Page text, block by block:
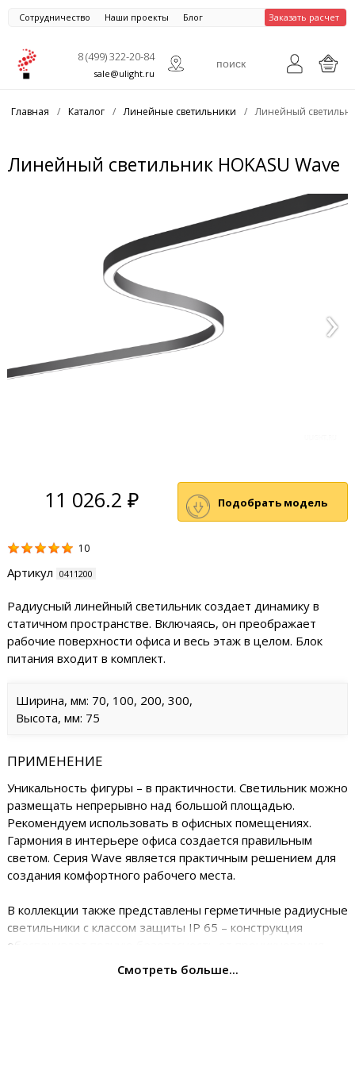
Сотрудничество Наши проекты Блог Заказать расчет
8 (499) 322-20-84
sale@ulight.ru
Главная / Каталог / Линейные светильники / Линейный
Линейный светильник HOKASU Wave
11 026.2 ₽ Подобрать модель
10
Артикул 0411200
Радиусный линейный светильник создает динамику в
статичном пространстве. Включаясь, он преображает
рабочие поверхности офиса и весь этаж в целом. Блок
питания входит в комплект.
Ширина, мм: 70, 100, 200, 300,
Высота, мм: 75
ПРИМЕНЕНИЕ
Уникальность фигуры – в практичности. Светильник можно
размещать непрерывно над большой площадью.
Рекомендуем использовать в офисных помещениях.
Гармония в интерьере офиса создается правильным
светом. Серия Wave является практичным решением для
создания комфортного рабочего места.
В коллекции также представлены герметичные радиусные
светильники с классом защиты IP 65 – конструкция
обеспечивает полную безопасность от проникновения
пыли в корпус. При этом гарантируется защита от влаги.
Смотреть больше...